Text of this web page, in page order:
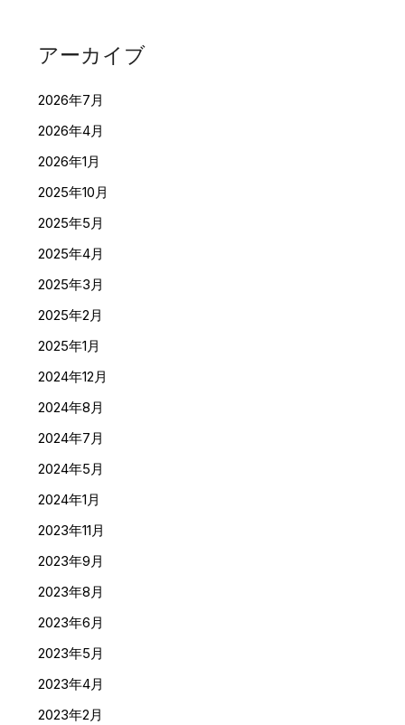
アーカイブ
2026年7月
2026年4月
2026年1月
2025年10月
2025年5月
2025年4月
2025年3月
2025年2月
2025年1月
2024年12月
2024年8月
2024年7月
2024年5月
2024年1月
2023年11月
2023年9月
2023年8月
2023年6月
2023年5月
2023年4月
2023年2月